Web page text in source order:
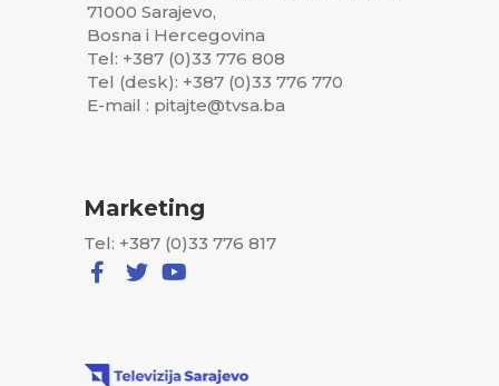
71000 Sarajevo,
Bosna i Hercegovina
Tel: +387 (0)33 776 808
Tel (desk): +387 (0)33 776 770
E-mail : pitajte@tvsa.ba
Marketing
Tel: +387 (0)33 776 817